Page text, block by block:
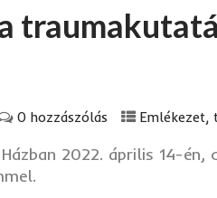
0 hozzászólás Emlékezet,
2022. április 14-